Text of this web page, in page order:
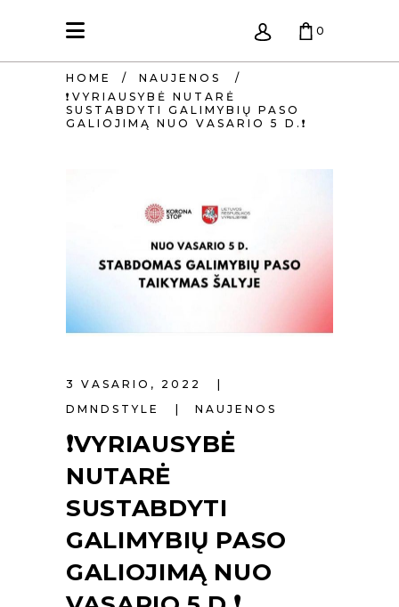
0
KREPŠELIS TUŠČIAS.
HOME / NAUJENOS
/
❗VYRIAUSYBĖ NUTARĖ
SUSTABDYTI GALIMYBIŲ PASO
GALIOJIMĄ NUO VASARIO 5 D.❗
3 VASARIO, 2022
DMNDSTYLE
NAUJENOS
❗VYRIAUSYBĖ
NUTARĖ
SUSTABDYTI
GALIMYBIŲ PASO
GALIOJIMĄ NUO